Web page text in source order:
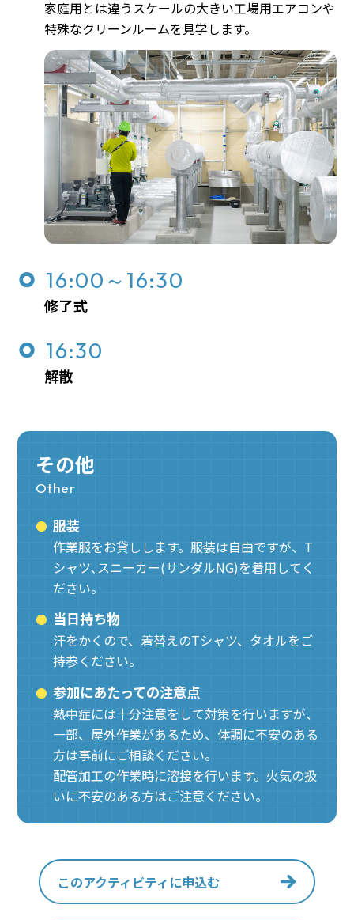
家庭用とは違うスケールの大きい工場用エアコンや
特殊なクリーンルームを見学します。
16:00～16:30
修了式
16:30
解散
その他
Other
服装
作業服をお貸しします。服装は自由ですが、T
シャツ､スニーカー(サンダルNG)を着用してく
ださい。
当日持ち物
汗をかくので、着替えのTシャツ、タオルをご
持参ください。
参加にあたっての注意点
熱中症には十分注意をして対策を行いますが、
一部、屋外作業があるため、体調に不安のある
方は事前にご相談ください。
配管加工の作業時に溶接を行います。火気の扱
いに不安のある方はご注意ください。
このアクティビティに申込む